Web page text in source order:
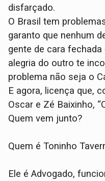
disfarçado.
O Brasil tem
garanto que nenhum
gente de cara
alegria do outro te
problema não seja o
E agora, licença que,
Oscar e Zé Baixinho,
Quem vem junto?
Quem é Toninho
Ele é Advogado,